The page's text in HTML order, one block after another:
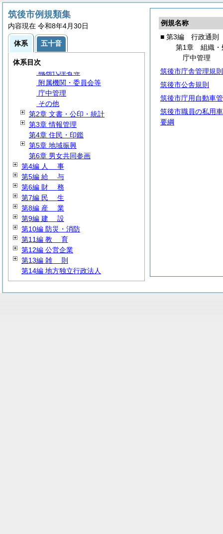
例規名称
■ 第3編 行政通則
第1章 組織・
庁中管理
筑後市庁舎管理規則
筑後市公舎規則
筑後市庁用自動車
筑後市職員の私用
要綱
筑後市例規類集
内容現在 令和8年4月30日
体系 五十音
体系目次
第1編総規
第2編 議会・選挙・監査
第3編 行政通則
第1章 組織・処務
通
職務代理者等
附属機関・委員会等
庁中管理
その他
第2章 文書・公印・統計
第3章 情報管理
第4章 住民・印鑑
第5章 地域振興
第6章 男女共同参画
第4編 人 事
第5編 給 与
第6編 財 務
第7編 民 生
第8編 産 業
第9編 建 設
第10編 防災・消防
第11編 教 育
第12編 公営企業
第13編 雑 則
第14編 地方独立行政法人